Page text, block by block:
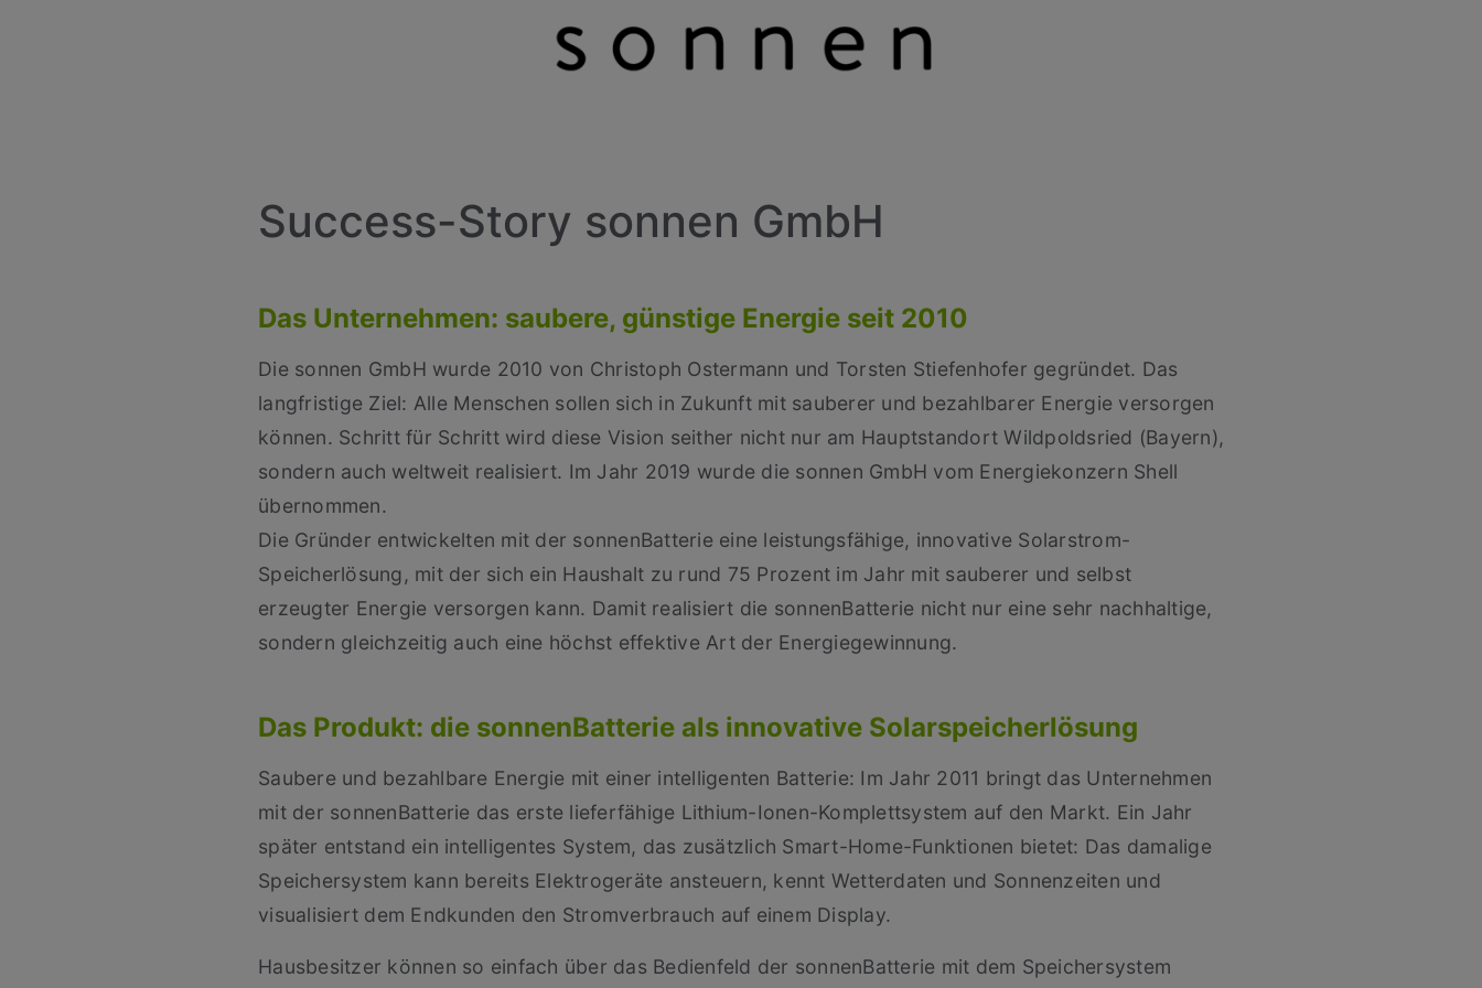
Success-Story sonnen GmbH
Das Unternehmen: saubere, günstige Energie seit 2010
Die sonnen GmbH wurde 2010 von Christoph Ostermann und Torsten Stiefenhofer gegründet. Das
langfristige Ziel: Alle Menschen sollen sich in Zukunft mit sauberer und bezahlbarer Energie versorgen
können. Schritt für Schritt wird diese Vision seither nicht nur am Hauptstandort Wildpoldsried (Bayern),
sondern auch weltweit realisiert. Im Jahr 2019 wurde die sonnen GmbH vom Energiekonzern Shell
übernommen.
Die Gründer entwickelten mit der sonnenBatterie eine leistungsfähige, innovative Solarstrom-
Speicherlösung, mit der sich ein Haushalt zu rund 75 Prozent im Jahr mit sauberer und selbst
erzeugter Energie versorgen kann. Damit realisiert die sonnenBatterie nicht nur eine sehr nachhaltige,
sondern gleichzeitig auch eine höchst effektive Art der Energiegewinnung.
Das Produkt: die sonnenBatterie als innovative Solarspeicherlösung
Saubere und bezahlbare Energie mit einer intelligenten Batterie: Im Jahr 2011 bringt das Unternehmen
mit der sonnenBatterie das erste lieferfähige Lithium-Ionen-Komplettsystem auf den Markt. Ein Jahr
später entstand ein intelligentes System, das zusätzlich Smart-Home-Funktionen bietet: Das damalige
Speichersystem kann bereits Elektrogeräte ansteuern, kennt Wetterdaten und Sonnenzeiten und
visualisiert dem Endkunden den Stromverbrauch auf einem Display.
Hausbesitzer können so einfach über das Bedienfeld der sonnenBatterie mit dem Speichersystem